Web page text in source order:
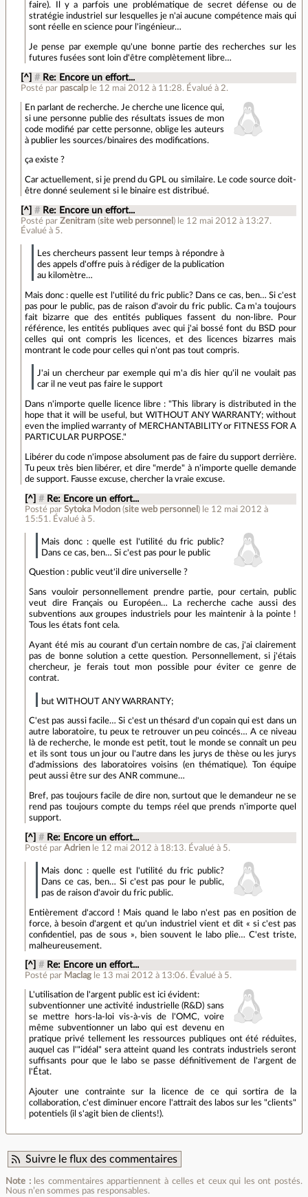
faire). Il y a parfois une problématique de secret défense ou de
stratégie industriel sur lesquelles je n'ai aucune compétence mais qui
sont réelle en science pour l'ingénieur…
Je pense par exemple qu'une bonne partie des recherches sur les
futures fusées sont loin d'être complètement libre…
[^] # Re: Encore un effort...
Posté par pascalp le 12 mai 2012 à 11:28. Évalué à 2.
En parlant de recherche. Je cherche une licence qui,
si une personne publie des résultats issues de mon
code modifié par cette personne, oblige les auteurs
à publier les sources/binaires des modifications.
ça existe ?
Car actuellement, si je prend du GPL ou similaire. Le code source doit-
être donné seulement si le binaire est distribué.
[^] # Re: Encore un effort...
Posté par Zenitram(site web personnel ) le 12 mai 2012 à 13:27.
Évalué à 5.
Les chercheurs passent leur temps à répondre à
des appels d'offre puis à rédiger de la publication
au kilomètre…
Mais donc : quelle est l'utilité du fric public? Dans ce cas, ben… Si c'est
pas pour le public, pas de raison d'avoir du fric public. Ca m'a toujours
fait bizarre que des entités publiques fassent du non-libre. Pour
référence, les entités publiques avec qui j'ai bossé font du BSD pour
celles qui ont compris les licences, et des licences bizarres mais
montrant le code pour celles qui n'ont pas tout compris.
J'ai un chercheur par exemple qui m'a dis hier qu'il ne voulait pas
car il ne veut pas faire le support
Dans n'importe quelle licence libre : "This library is distributed in the
hope that it will be useful, but WITHOUT ANY WARRANTY; without
even the implied warranty of MERCHANTABILITY or FITNESS FOR A
PARTICULAR PURPOSE."
Libérer du code n'impose absolument pas de faire du support derrière.
Tu peux très bien libérer, et dire "merde" à n'importe quelle demande
de support. Fausse excuse, chercher la vraie excuse.
[^] # Re: Encore un effort...
Posté parSytoka Modon (site web personnel ) le 12 mai 2012 à
15:51 . Évalué à 5.
Mais donc : quelle est l'utilité du fric public?
Dans ce cas, ben… Si c'est pas pour le public
Question : public veut'il dire universelle ?
Sans vouloir personnellement prendre partie, pour certain, public
veut dire Français ou Européen… La recherche cache aussi des
subventions aux groupes industriels pour les maintenir à la pointe !
Tous les états font cela.
Ayant été mis au courant d'un certain nombre de cas, j'ai clairement
pas de bonne solution a cette question. Personnellement, si j'étais
chercheur, je ferais tout mon possible pour éviter ce genre de
contrat.
but WITHOUT ANY WARRANTY;
C'est pas aussi facile… Si c'est un thésard d'un copain qui est dans un
autre laboratoire, tu peux te retrouver un peu coincés… A ce niveau
là de recherche, le monde est petit, tout le monde se connaît un peu
et ils sont tous un jour ou l'autre dans les jurys de thèse ou les jurys
d'admissions des laboratoires voisins (en thématique). Ton équipe
peut aussi être sur des ANR commune…
Bref, pas toujours facile de dire non, surtout que le demandeur ne se
rend pas toujours compte du temps réel que prends n'importe quel
support.
[^] # Re: Encore un effort...
Posté parAdrien le 12 mai 2012 à 18:13. Évalué à 5.
Mais donc : quelle est l'utilité du fric public?
Dans ce cas, ben… Si c'est pas pour le public,
pas de raison d'avoir du fric public.
Entièrement d'accord ! Mais quand le labo n'est pas en position de
force, à besoin d'argent et qu'un industriel vient et dit « si c'est pas
confidentiel, pas de sous », bien souvent le labo plie… C'est triste,
malheureusement.
[^] # Re: Encore un effort...
Posté par Maclag le 13 mai 2012 à 13:06. Évalué à 5.
L'utilisation de l'argent public est ici évident:
subventionner une activité industrielle (R&D) sans
se mettre hors-la-loi vis-à-vis de l'OMC, voire
même subventionner un labo qui est devenu en
pratique privé tellement les ressources publiques ont été réduites,
auquel cas l'"idéal" sera atteint quand les contrats industriels seront
suffisants pour que le labo se passe définitivement de l'argent de
l'État.
Ajouter une contrainte sur la licence de ce qui sortira de la
collaboration, c'est diminuer encore l'attrait des labos sur les "clients"
potentiels (il s'agit bien de clients!).
Suivre le flux des commentaires
Note :les commentaires appartiennent à celles et ceux qui les ont postés.
Nous n’en sommes pas responsables.